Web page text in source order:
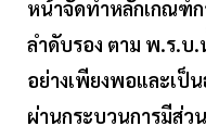
หน้าจัดทำหลักเกณฑ์
ลำดับรอง ตาม พ.ร.บ
อย่างเพียงพอและเป็
ผ่านกระบวนการมีส่ว